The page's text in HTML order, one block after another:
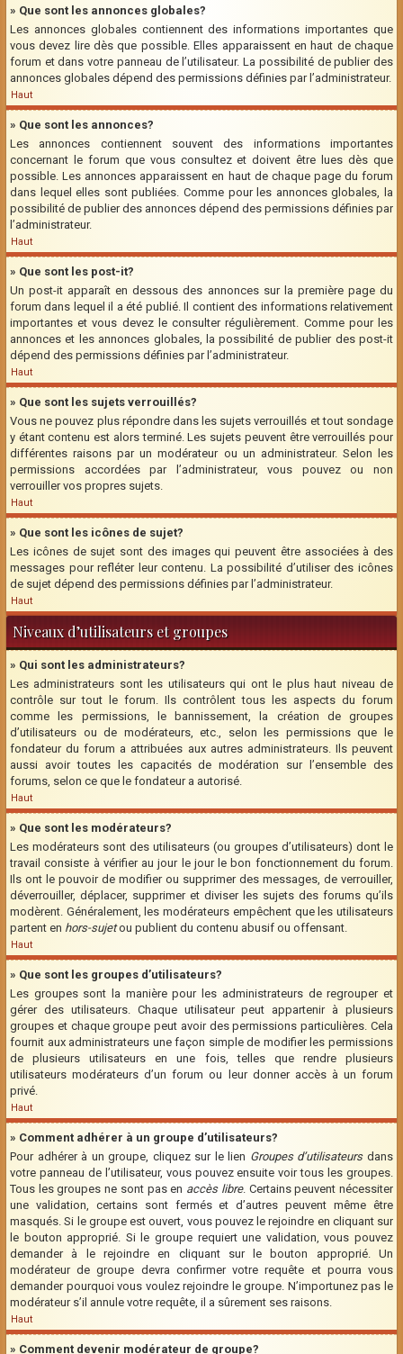
» Que sont les annonces globales?
Les annonces globales contiennent des informations importantes que
vous devez lire dès que possible. Elles apparaissent en haut de chaque
forum et dans votre panneau de l’utilisateur. La possibilité de publier des
annonces globales dépend des permissions définies par l’administrateur.
Haut
» Que sont les annonces?
Les annonces contiennent souvent des informations importantes
concernant le forum que vous consultez et doivent être lues dès que
possible. Les annonces apparaissent en haut de chaque page du forum
dans lequel elles sont publiées. Comme pour les annonces globales, la
possibilité de publier des annonces dépend des permissions définies par
l’administrateur.
Haut
» Que sont les post-it?
Un post-it apparaît en dessous des annonces sur la première page du
forum dans lequel il a été publié. Il contient des informations relativement
importantes et vous devez le consulter régulièrement. Comme pour les
annonces et les annonces globales, la possibilité de publier des post-it
dépend des permissions définies par l’administrateur.
Haut
» Que sont les sujets verrouillés?
Vous ne pouvez plus répondre dans les sujets verrouillés et tout sondage
y étant contenu est alors terminé. Les sujets peuvent être verrouillés pour
différentes raisons par un modérateur ou un administrateur. Selon les
permissions accordées par l’administrateur, vous pouvez ou non
verrouiller vos propres sujets.
Haut
» Que sont les icônes de sujet?
Les icônes de sujet sont des images qui peuvent être associées à des
messages pour refléter leur contenu. La possibilité d’utiliser des icônes
de sujet dépend des permissions définies par l’administrateur.
Haut
Niveaux d’utilisateurs et groupes
» Qui sont les administrateurs?
Les administrateurs sont les utilisateurs qui ont le plus haut niveau de
contrôle sur tout le forum. Ils contrôlent tous les aspects du forum
comme les permissions, le bannissement, la création de groupes
d’utilisateurs ou de modérateurs, etc., selon les permissions que le
fondateur du forum a attribuées aux autres administrateurs. Ils peuvent
aussi avoir toutes les capacités de modération sur l’ensemble des
forums, selon ce que le fondateur a autorisé.
Haut
» Que sont les modérateurs?
Les modérateurs sont des utilisateurs (ou groupes d’utilisateurs) dont le
travail consiste à vérifier au jour le jour le bon fonctionnement du forum.
Ils ont le pouvoir de modifier ou supprimer des messages, de verrouiller,
déverrouiller, déplacer, supprimer et diviser les sujets des forums qu’ils
modèrent. Généralement, les modérateurs empêchent que les utilisateurs
partent en hors-sujetou publient du contenu abusif ou offensant.
Haut
» Que sont les groupes d’utilisateurs?
Les groupes sont la manière pour les administrateurs de regrouper et
gérer des utilisateurs. Chaque utilisateur peut appartenir à plusieurs
groupes et chaque groupe peut avoir des permissions particulières. Cela
fournit aux administrateurs une façon simple de modifier les permissions
de plusieurs utilisateurs en une fois, telles que rendre plusieurs
utilisateurs modérateurs d’un forum ou leur donner accès à un forum
privé.
Haut
» Comment adhérer à un groupe d’utilisateurs?
Pour adhérer à un groupe, cliquez sur le lien Groupes d’utilisateursdans
votre panneau de l’utilisateur, vous pouvez ensuite voir tous les groupes.
Tous les groupes ne sont pas en accès libre. Certains peuvent nécessiter
une validation, certains sont fermés et d’autres peuvent même être
masqués. Si le groupe est ouvert, vous pouvez le rejoindre en cliquant sur
le bouton approprié. Si le groupe requiert une validation, vous pouvez
demander à le rejoindre en cliquant sur le bouton approprié. Un
modérateur de groupe devra confirmer votre requête et pourra vous
demander pourquoi vous voulez rejoindre le groupe. N’importunez pas le
modérateur s’il annule votre requête, il a sûrement ses raisons.
Haut
» Comment devenir modérateur de groupe?